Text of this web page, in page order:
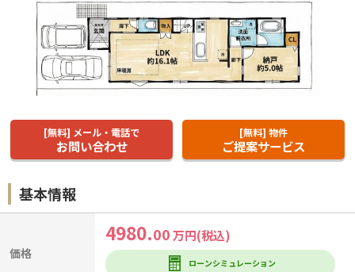
[無料] メール・電話で
お問い合わせ
[無料] 物件
ご提案サービス
基本情報
価格
4980.00 万円(税込)
ローンシミュレーション